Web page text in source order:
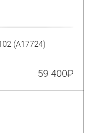
(A17724)
59 400₽